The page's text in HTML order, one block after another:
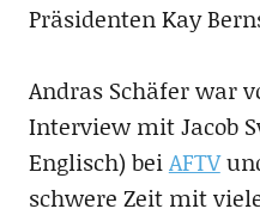
Präsidenten Kay
Andras Schäfer war
Interview mit Jacob
Englisch) beiAFTV
schwere Zeit mit